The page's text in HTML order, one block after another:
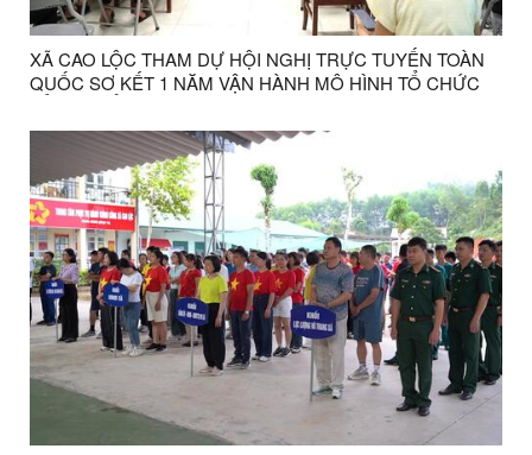
XÃ CAO LỘC THAM DỰ HỘI NGHỊ TRỰC TUYẾN TOÀN
QUỐC SƠ KẾT 1 NĂM VẬN HÀNH MÔ HÌNH TỔ CHỨC
CHÍNH QUYỀN 3 CẤP